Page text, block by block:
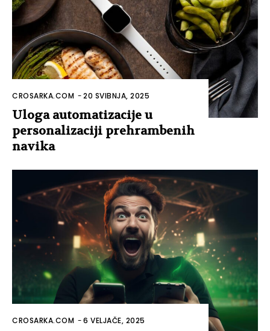
CROSARKA.COM -20 SVIBNJA, 2025
Uloga automatizacije u
personalizaciji prehrambenih
navika
CROSARKA.COM -6 VELJAČE, 2025